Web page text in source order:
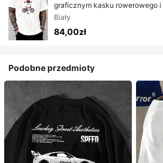
graficznym kasku rowerowego i
luźny krój
Biały
84,00zł
Podobne przedmioty